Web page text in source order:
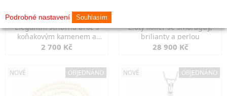
Elegantní stříbrná brož s
koňakovým kamenem a
markazity
2 700 Kč
Zlatý kolier se smaragdy,
brilianty a perlou
28 900 Kč
NOVÉ OBJEDNÁNO NOVÉ OBJEDNÁNO
Podrobné nastavení Souhlasím